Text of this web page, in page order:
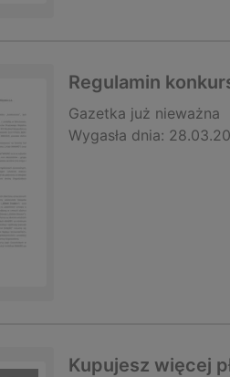
Regulamin
Gazetka już nieważna
Wygasła dnia:
Kupujesz więcej